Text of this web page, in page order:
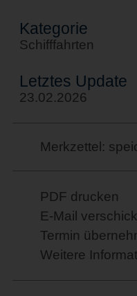
Kategorie
Schifffahrten
Letztes Update
23.02.2026
Merkzettel:
PDF drucken
E-Mail
Termin
Weitere